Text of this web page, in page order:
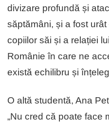
divizare profundă și
săptămâni, și a fost
copiilor săi și a relației
Românie în care ne
există echilibru și
O altă studentă, Ana
„Nu cred că poate face